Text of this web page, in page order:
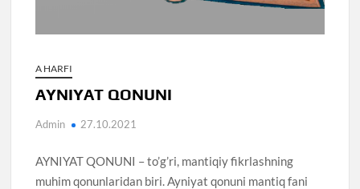
A HARFI
AYNIYAT QONUNI
Admin 27.10.2021
AYNIYAT QONUNI – to’g’ri, mantiqiy fikrlashning
muhim qonunlaridan biri. Ayniyat qonuni mantiq fani